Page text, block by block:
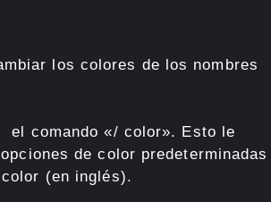
los colores de los nombres
el comando «/ color». Esto le
de color predeterminadas
(en inglés).